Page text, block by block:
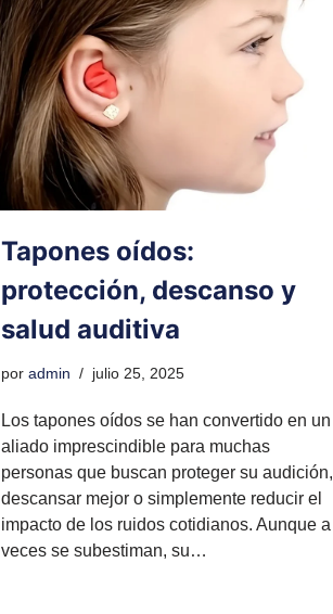
Tapones oídos:
protección, descanso y
salud auditiva
por admin julio 25, 2025
Los tapones oídos se han convertido en un
aliado imprescindible para muchas
personas que buscan proteger su audición,
descansar mejor o simplemente reducir el
impacto de los ruidos cotidianos. Aunque a
veces se subestiman, su…